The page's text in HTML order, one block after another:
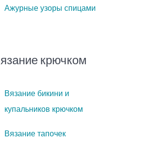
Ажурные узоры спицами
крючком
Вязание бикини и
купальников крючком
Вязание тапочек